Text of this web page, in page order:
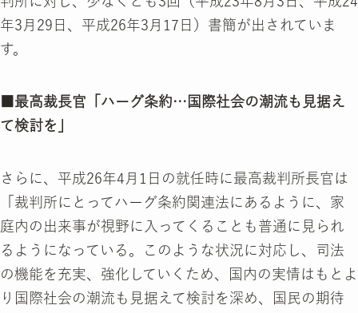
年3月29日、平成26年3月17日）書簡が出されていま
す。
■最高裁長官「ハーグ条約…国際社会の潮流も見据え
て検討を」
さらに、平成26年4月1日の就任時に最高裁判所長官は
「裁判所にとってハーグ条約関連法にあるように、家
庭内の出来事が視野に入ってくることも普通に見られ
るようになっている。このような状況に対応し、司法
の機能を充実、強化していくため、国内の実情はもとよ
り国際社会の潮流も見据えて検討を深め、国民の期待